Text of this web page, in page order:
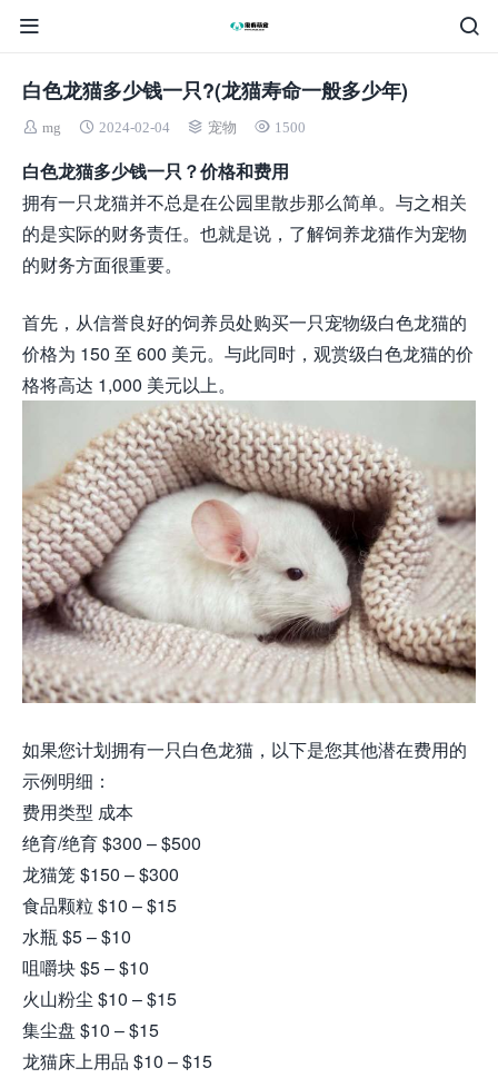
白色龙猫多少钱一只?(龙猫寿命一般多少年)
mg 2024-02-04 宠物 1500
白色龙猫多少钱一只？价格和费用
拥有一只龙猫并不总是在公园里散步那么简单。与之相关
的是实际的财务责任。也就是说，了解饲养龙猫作为宠物
的财务方面很重要。
首先，从信誉良好的饲养员处购买一只宠物级白色龙猫的
价格为 150 至 600 美元。与此同时，观赏级白色龙猫的价
格将高达 1,000 美元以上。
如果您计划拥有一只白色龙猫，以下是您其他潜在费用的
示例明细：
费用类型 成本
绝育/绝育 $300 – $500
龙猫笼 $150 – $300
食品颗粒 $10 – $15
水瓶 $5 – $10
咀嚼块 $5 – $10
火山粉尘 $10 – $15
集尘盘 $10 – $15
龙猫床上用品 $10 – $15